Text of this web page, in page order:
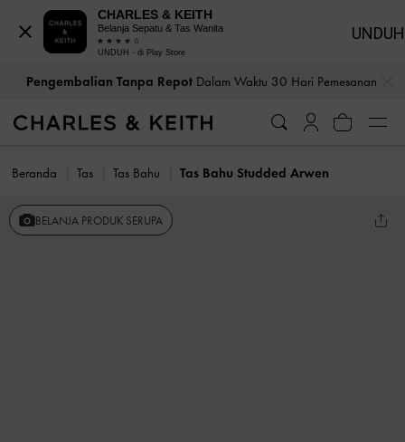
Pengembalian Tanpa RepotDalam Waktu 30 Hari Pemesanan
Beranda Tas Tas Bahu Tas Bahu Studded Arwen
BELANJA PRODUK SERUPA
CHARLES & KEITH
Belanja Sepatu & Tas Wanita
UNDUH - di Play Store
UNDUH